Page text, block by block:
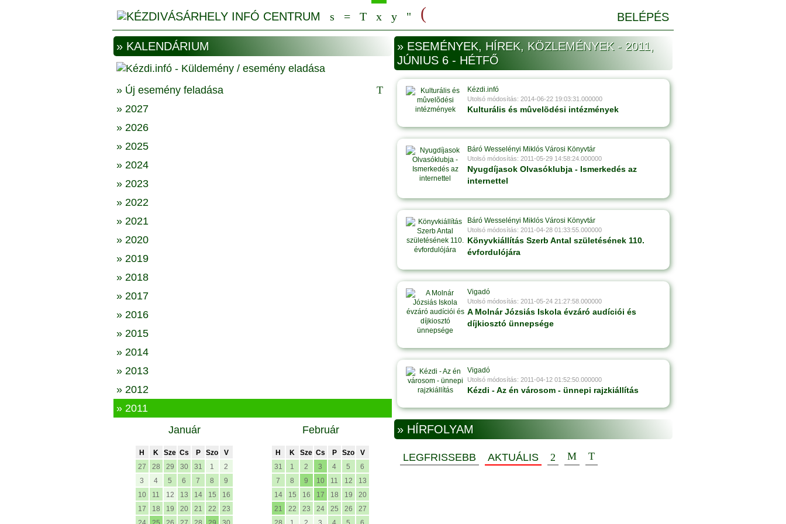
BELÉPÉS
» KALENDÁRIUM
» Új esemény feladása
» 2027
» 2026
» 2025
» 2024
» 2023
» 2022
» 2021
» 2020
» 2019
» 2018
» 2017
» 2016
» 2015
» 2014
» 2013
» 2012
» 2011
Január
H K Sze Cs P Szo
V
27
28 29 30 31 1
2
3
4 5 6 7 8
9
10
11 12 13 14 15
16
17
18 19 20 21 22
23
Február
H K Sze Cs P Szo
V
31
1 2 3 4 5
6
7
8 9 10 11 12
13
14
15 16 17 18 19
20
21
22 23 24 25 26
27
» ESEMÉNYEK, HÍREK, KÖZLEMÉNYEK - 2011,
JÚNIUS 6 - HÉTFŐ
Kézdi.infó
Utolsó módosítás: 2014-06-22 19:03:31.000000
Kulturális és mûvelõdési intézmények
Báró Wesselényi Miklós Városi Könyvtár
Utolsó módosítás: 2011-05-29 14:58:24.000000
Nyugdíjasok Olvasóklubja - Ismerkedés az
internettel
Báró Wesselényi Miklós Városi Könyvtár
Utolsó módosítás: 2011-04-28 01:33:55.000000
Könyvkiállítás Szerb Antal születésének 110.
évfordulójára
Vigadó
Utolsó módosítás: 2011-05-24 21:27:58.000000
A Molnár Józsiás Iskola évzáró audíciói és
díjkiosztó ünnepsége
Vigadó
Utolsó módosítás: 2011-04-12 01:52:50.000000
Kézdi - Az én városom - ünnepi rajzkiállítás
» HÍRFOLYAM
LEGFRISSEBB AKTUÁLIS